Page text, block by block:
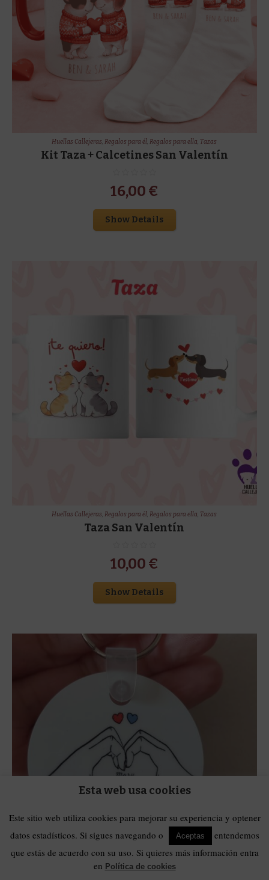
Huellas Callejeras,Regalos para él,Regalos para ella, Tazas
Kit Taza + Calcetines San Valentín
16,00 €
Show Details
Huellas Callejeras,Regalos para él,Regalos para ella, Tazas
Taza San Valentín
10,00 €
Show Details
Esta web usa cookies
Este sitio web utiliza cookies para mejorar su experiencia y optener
datos estadísticos. Si sigues navegando o
Aceptas
entendemos
que estás de acuerdo con su uso. Si quieres más información entra
en Política de cookies